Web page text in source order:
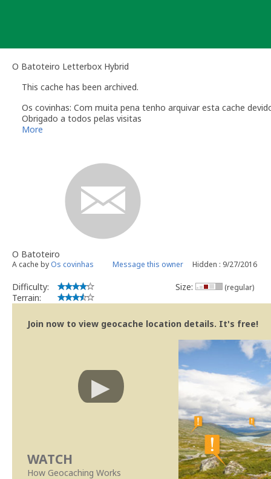
O Batoteiro Letterbox Hybrid
This cache has been archived.
Os covinhas: Com muita pena tenho arquivar esta cache
Obrigado a todos pelas visitas
More
O Batoteiro
A cache by Os covinhas Message this owner Hidden : 9/27/2016
Difficulty:
Terrain:
Size: (regular)
Join now to view geocache location details. It's free!
WATCH
How Geocaching Works